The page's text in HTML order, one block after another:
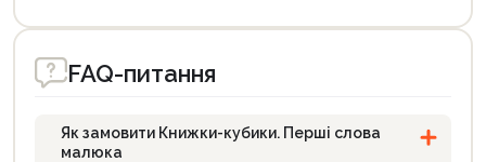
FAQ-питання
Як замовити Книжки-кубики. Перші слова
малюка